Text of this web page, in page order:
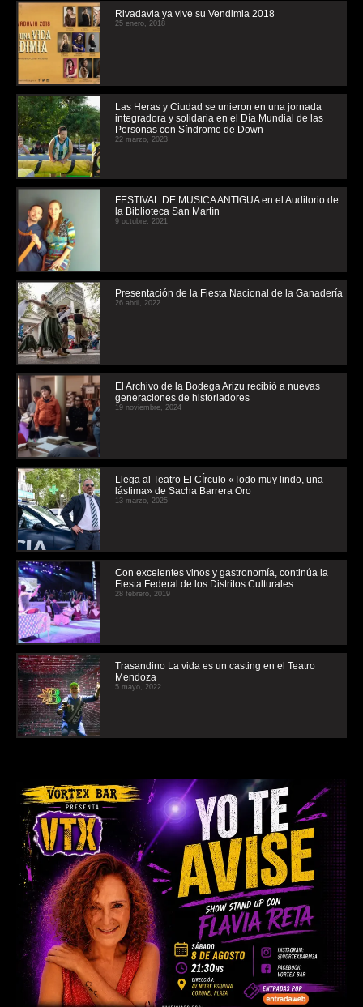
Rivadavia ya vive su Vendimia 2018
25 enero, 2018
Las Heras y Ciudad se unieron en una jornada
integradora y solidaria en el Día Mundial de las
Personas con Síndrome de Down
22 marzo, 2023
FESTIVAL DE MUSICA ANTIGUA en el Auditorio de
la Biblioteca San Martín
9 octubre, 2021
Presentación de la Fiesta Nacional de la Ganadería
26 abril, 2022
El Archivo de la Bodega Arizu recibió a nuevas
generaciones de historiadores
19 noviembre, 2024
Llega al Teatro El CÍrculo «Todo muy lindo, una
lástima» de Sacha Barrera Oro
13 marzo, 2025
Con excelentes vinos y gastronomía, continúa la
Fiesta Federal de los Distritos Culturales
28 febrero, 2019
Trasandino La vida es un casting en el Teatro
Mendoza
5 mayo, 2022